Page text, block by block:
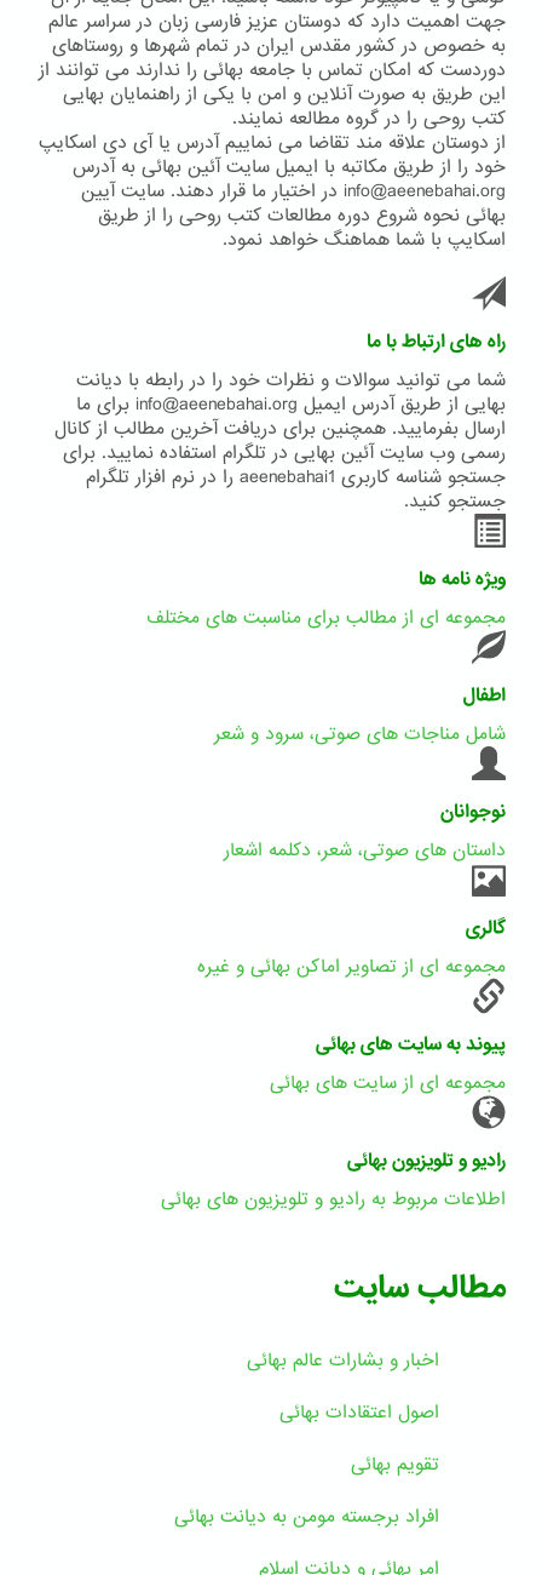
جهت اهمیت دارد که دوستان عزیز فارسی زبان در سراسر عالم
به خصوص در کشور مقدس ایران در تمام شهرها و روستاهای
دوردست که امکان تماس با جامعه بهائی را ندارند می توانند از
این طریق به صورت آنلاین و امن با یکی از راهنمایان بهایی
کتب روحی را در گروه مطالعه نمایند.
از دوستان علاقه مند تقاضا می نماییم آدرس یا آی دی اسکایپ
خود را از طریق مکاتبه با ایمیل سایت آئین بهائی به آدرس
info@aeenebahai.org در اختیار ما قرار دهند. سایت آیین
بهائی نحوه شروع دوره مطالعات کتب روحی را از طریق
اسکایپ با شما هماهنگ خواهد نمود.
راه های ارتباط با ما
شما می توانید سوالات و نظرات خود را در رابطه با دیانت
بهایی از طریق آدرس ایمیل info@aeenebahai.org برای ما
ارسال بفرمایید. همچنین برای دریافت آخرین مطالب از کانال
رسمی وب سایت آئین بهایی در تلگرام استفاده نمایید. برای
جستجو شناسه کاربری aeenebahai1 را در نرم افزار تلگرام
جستجو کنید.
ویژه نامه ها
مجموعه ای از مطالب برای مناسبت های مختلف
اطفال
شامل مناجات های صوتی، سرود و شعر
نوجوانان
داستان های صوتی، شعر، دکلمه اشعار
گالری
مجموعه ای از تصاویر اماکن بهائی و غیره
پیوند به سایت های بهائی
مجموعه ای از سایت های بهائی
رادیو و تلویزیون بهائی
اطلاعات مربوط به رادیو و تلویزیون های بهائی
مطالب سایت
اخبار و بشارات عالم بهائى
اصول اعتقادات بهائی
تقویم بهائی
افراد برجسته مومن به دیانت بهائی
امر بهائی و دیانت اسلام